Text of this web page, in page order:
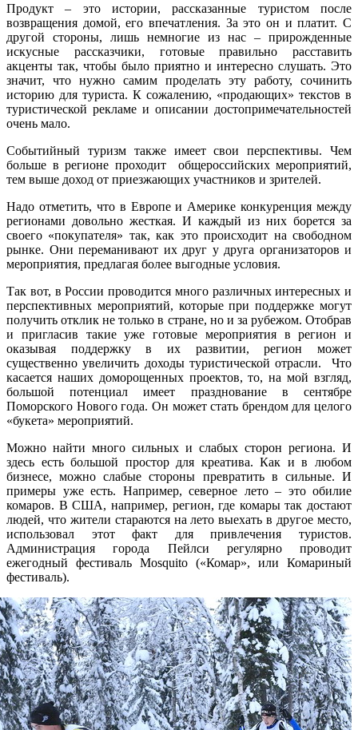
Продукт – это истории, рассказанные туристом после
возвращения домой, его впечатления. За это он и платит. С
другой стороны, лишь немногие из нас – прирожденные
искусные рассказчики, готовые правильно расставить
акценты так, чтобы было приятно и интересно слушать. Это
значит, что нужно самим проделать эту работу, сочинить
историю для туриста. К сожалению, «продающих» текстов в
туристической рекламе и описании достопримечательностей
очень мало.
Событийный туризм также имеет свои перспективы. Чем
больше в регионе проходит общероссийских мероприятий,
тем выше доход от приезжающих участников и зрителей.
Надо отметить, что в Европе и Америке конкуренция между
регионами довольно жесткая. И каждый из них борется за
своего «покупателя» так, как это происходит на свободном
рынке. Они переманивают их друг у друга организаторов и
мероприятия, предлагая более выгодные условия.
Так вот, в России проводится много различных интересных и
перспективных мероприятий, которые при поддержке могут
получить отклик не только в стране, но и за рубежом. Отобрав
и пригласив такие уже готовые мероприятия в регион и
оказывая поддержку в их развитии, регион может
существенно увеличить доходы туристической отрасли. Что
касается наших доморощенных проектов, то, на мой взгляд,
большой потенциал имеет празднование в сентябре
Поморского Нового года. Он может стать брендом для целого
«букета» мероприятий.
Можно найти много сильных и слабых сторон региона. И
здесь есть большой простор для креатива. Как и в любом
бизнесе, можно слабые стороны превратить в сильные. И
примеры уже есть. Например, северное лето – это обилие
комаров. В США, например, регион, где комары так достают
людей, что жители стараются на лето выехать в другое место,
использовал этот факт для привлечения туристов.
Администрация города Пейлси регулярно проводит
ежегодный фестиваль Mosquito («Комар», или Комариный
фестиваль).